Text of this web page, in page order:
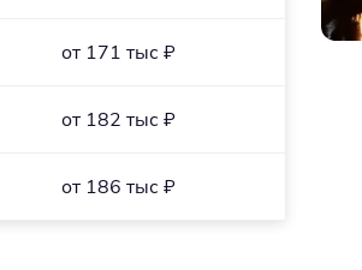
от 171 тыс ₽
от 182 тыс ₽
от 186 тыс ₽